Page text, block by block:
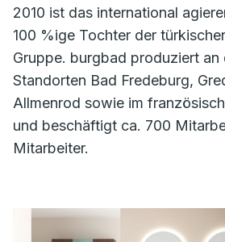
2010 ist das international
100 %ige Tochter der
Gruppe. burgbad produziert an
Standorten Bad Fredeburg,
Allmenrod sowie im
und beschäftigt ca. 700
Mitarbeiter.